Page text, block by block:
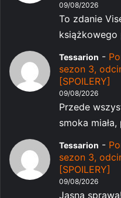
09/08/2026
To zdanie
książkowego
Tessarion -
sezon 3,
[SPOILERY]
09/08/2026
Przede
smoka
Tessarion -
sezon 3,
[SPOILERY]
09/08/2026
Jasna